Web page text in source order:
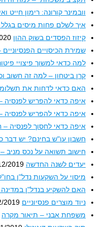
וובמינר קורונה: רימון
איך לשלם פחות מיסים
קיזוז הפסדים בשוק ההון
שמירת הכיסויים הפנסיוניים
למה כדאי למשוך פיצויי
קרן ביטחון – למה זה חשוב
האם כדאי לדחות את
איפה כדאי להפריש לפנסיה
איפה כדאי להפריש לפנסיה
איפה כדאי לחסוך לפנסיה –
חשבון עו"ש בחינם? יש דבר
חישוב תשואה על נכס
יעדים לשנה החדשה 2019
מיסוי על השקעות נדל"ן
האם להשקיע בנדל"ן
ניוד מוצרים פנסיוניים 2019
משפחת אבני – תיאור מקרה